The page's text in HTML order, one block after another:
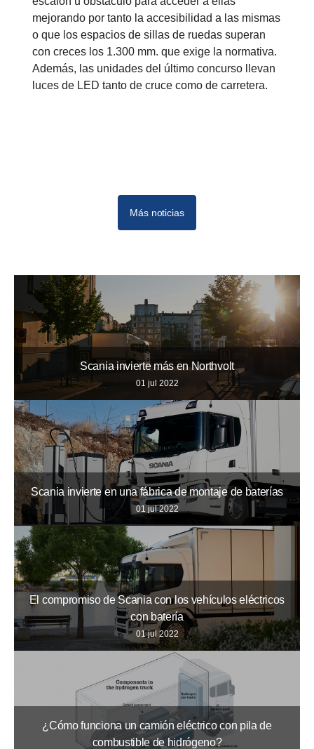
mejorando por tanto la accesibilidad a las mismas
o que los espacios de sillas de ruedas superan
con creces los 1.300 mm. que exige la normativa.
Además, las unidades del último concurso llevan
luces de LED tanto de cruce como de carretera.
Más noticias
Scania invierte más en Northvolt
01 jul 2022
Scania invierte en una fábrica de montaje de baterías
01 jul 2022
El compromiso de Scania con los vehículos eléctricos
con batería
01 jul 2022
¿Cómo funciona un camión eléctrico con pila de
combustible de hidrógeno?